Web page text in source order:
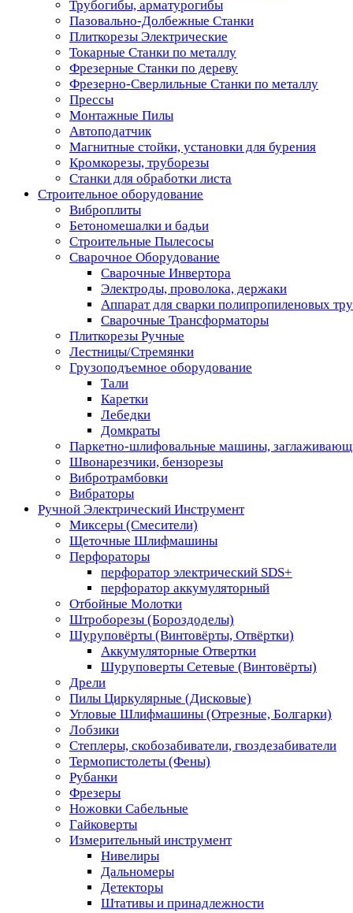
Трубогибы, арматурогибы
Пазовально-Долбежные Станки
Плиткорезы Электрические
Токарные Станки по металлу
Фрезерные Станки по дереву
Фрезерно-Сверлильные Станки по металлу
Прессы
Монтажные Пилы
Автоподатчик
Магнитные стойки, установки для бурения
Кромкорезы, труборезы
Станки для обработки листа
Строительное оборудование
Виброплиты
Бетономешалки и бадьи
Строительные Пылесосы
Сварочное Оборудование
Сварочные Инвертора
Электроды, проволока, держаки
Аппарат для сварки полипропиленовых
Сварочные Трансформаторы
Плиткорезы Ручные
Лестницы/Стремянки
Грузоподъемное оборудование
Тали
Каретки
Лебедки
Домкраты
Паркетно-шлифовальные машины,
Швонарезчики, бензорезы
Вибротрамбовки
Вибраторы
Ручной Электрический Инструмент
Миксеры (Смесители)
Щеточные Шлифмашины
Перфораторы
перфоратор электрический SDS+
перфоратор аккумуляторный
Отбойные Молотки
Штроборезы (Бороздоделы)
Шуруповёрты (Винтовёрты, Отвёртки)
Аккумуляторные Отвертки
Шуруповерты Сетевые (Винтовёрты)
Дрели
Пилы Циркулярные (Дисковые)
Угловые Шлифмашины (Отрезные, Болгарки)
Лобзики
Степлеры, скобозабиватели, гвоздезабиватели
Термопистолеты (Фены)
Рубанки
Фрезеры
Ножовки Сабельные
Гайковерты
Измерительный инструмент
Нивелиры
Дальномеры
Детекторы
Штативы и принадлежности